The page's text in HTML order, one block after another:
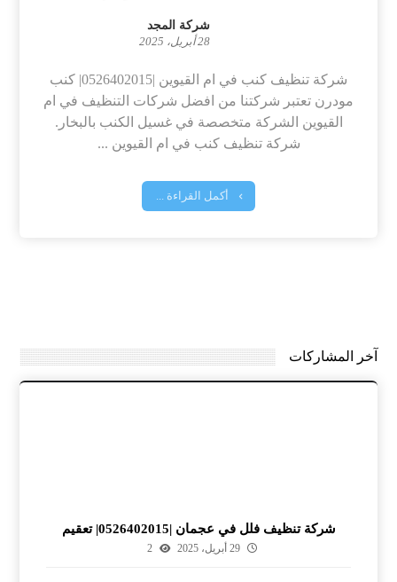
شركة المجد
28 أبريل، 2025
شركة تنظيف كنب في ام القيوين |0526402015| كنب
مودرن تعتبر شركتنا من افضل شركات التنظيف في ام
القيوين الشركة متخصصة في غسيل الكنب بالبخار.
شركة تنظيف كنب في ام القيوين ...
أكمل القراءة ...
آخر المشاركات
شركة تنظيف فلل في عجمان |0526402015| تعقيم
29 أبريل، 2025 2